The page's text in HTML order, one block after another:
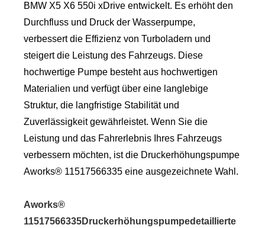
BMW X5 X6 550i xDrive entwickelt. Es erhöht den
Durchfluss und Druck der Wasserpumpe,
verbessert die Effizienz von Turboladern und
steigert die Leistung des Fahrzeugs. Diese
hochwertige Pumpe besteht aus hochwertigen
Materialien und verfügt über eine langlebige
Struktur, die langfristige Stabilität und
Zuverlässigkeit gewährleistet. Wenn Sie die
Leistung und das Fahrerlebnis Ihres Fahrzeugs
verbessern möchten, ist die Druckerhöhungspumpe
Aworks® 11517566335 eine ausgezeichnete Wahl.
Aworks®
11517566335Druckerhöhungspumpedetaillierte